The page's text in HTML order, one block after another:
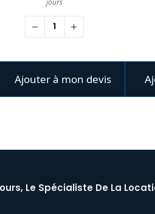
jours
Ajouter à mon devis
Le Spécialiste De La